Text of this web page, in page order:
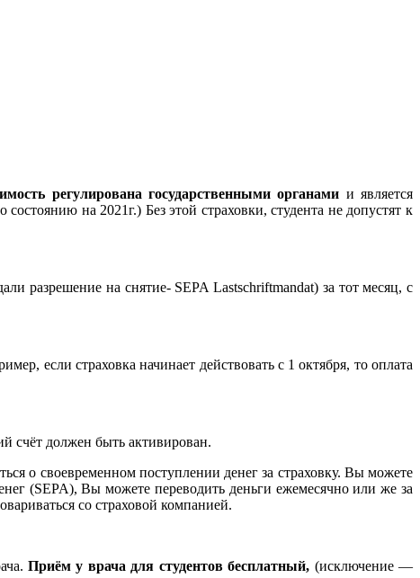
регулирована государственными органами и является
состоянию на 2021г.) Без этой страховки, студента не допустят к
разрешение на снятие- SEPA Lastschriftmandat) за тот месяц, с
если страховка начинает действовать с 1 октября, то оплата
счёт должен быть активирован.
о своевременном поступлении денег за страховку. Вы можете
(SEPA), Вы можете переводить деньги ежемесячно или же за
со страховой компанией.
Приём у врача для студентов бесплатный, (исключение —